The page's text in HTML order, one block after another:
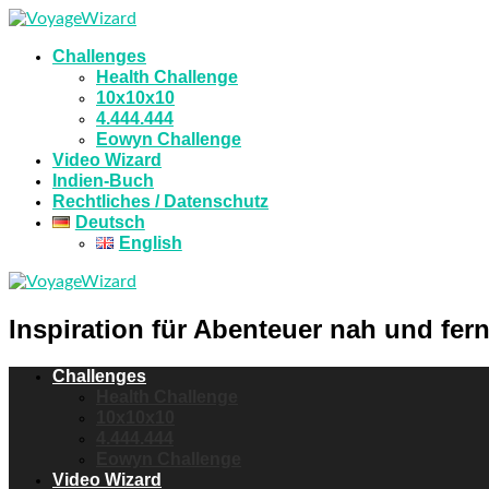
Challenges
Health Challenge
10x10x10
4.444.444
Eowyn Challenge
Video Wizard
Indien-Buch
Rechtliches / Datenschutz
Deutsch
English
Inspiration für Abenteuer nah und
Challenges
Video Wizard